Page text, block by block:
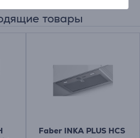
товары
Faber INKA PLUS HCS